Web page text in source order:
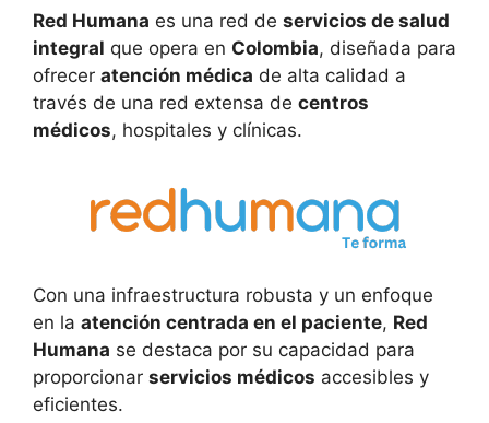
Red Humana es una red de servicios de salud
integral que opera en Colombia, diseñada para
ofrecer atención médica de alta calidad a
través de una red extensa de centros
médicos, hospitales y clínicas.
Con una infraestructura robusta y un enfoque
en la atención centrada en el paciente, Red
Humana se destaca por su capacidad para
proporcionar servicios médicos accesibles y
eficientes.